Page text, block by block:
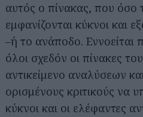
αυτός ο πίνακας, που όσο
εμφανίζονται κύκνοι και
–ή το ανάποδο. Εννοείται
όλοι σχεδόν οι πίνακες
αντικείμενο αναλύσεων
ορισμένους κριτικούς να
κύκνοι και οι ελέφαντες